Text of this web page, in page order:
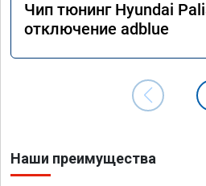
Чип тюнинг Hyundai
отключение adblue
Наши преимущества